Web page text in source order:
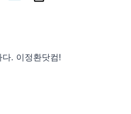
. 이정환닷컴!